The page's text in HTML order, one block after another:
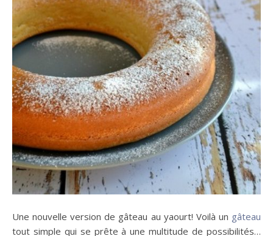
Une nouvelle version de gâteau au yaourt! Voilà un gâteau
tout simple qui se prête à une multitude de possibilités…